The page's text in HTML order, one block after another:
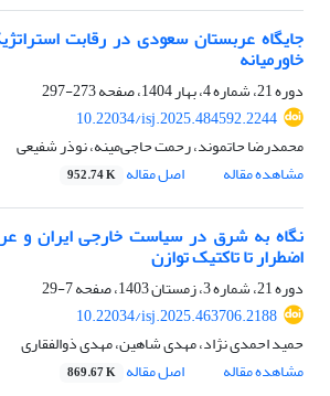
جایگاه عربستان سعودی در رقابت
خاورمیانه
دوره 21، شماره 4، بهار 1404، صفحه
273-297
10.22034/isj.2025.484592.2244
محمدرضا حاتموند، رحمت حاجی‌مینه، نوذر شفیعی
مشاهده مقاله
اصل مقاله 952.74 K
نگاه به شرق در سیاست خارجی ایران و
اضطرار تا تاکتیک توازن
دوره 21، شماره 3، زمستان 1403، صفحه
7-29
10.22034/isj.2025.463706.2188
حمید احمدی نژاد، مهدی شاهین، مهدی ذوالفقاری
مشاهده مقاله
اصل مقاله 869.67 K